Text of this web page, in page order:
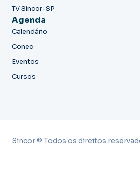
TV Sincor-SP
Agenda
Calendário
Conec
Eventos
Cursos
Sincor © Todos os direitos